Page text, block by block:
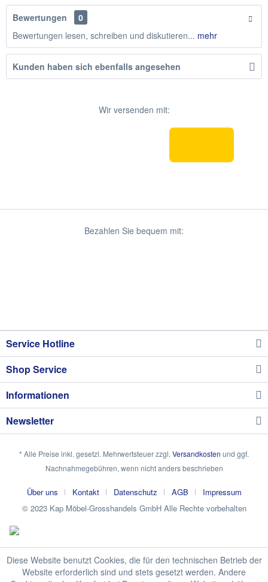
Bewertungen
0
Bewertungen lesen, schreiben und diskutieren... mehr
Kunden haben sich ebenfalls angesehen
Wir versenden mit:
Bezahlen Sie bequem mit:
Service Hotline
Shop Service
Informationen
Newsletter
* Alle Preise inkl. gesetzl. Mehrwertsteuer zzgl. Versandkosten und ggf.
Nachnahmegebühren, wenn nicht anders beschrieben
Über uns Kontakt Datenschutz AGB
Impressum
© 2023 Kap Möbel-Grosshandels GmbH Alle Rechte vorbehalten
Diese Website benutzt Cookies, die für den technischen Betrieb der
Website erforderlich sind und stets gesetzt werden. Andere